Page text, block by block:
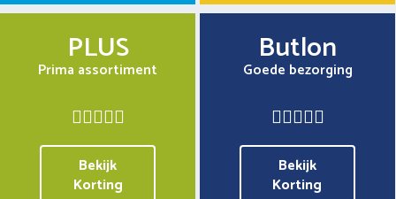
PLUS
Prima assortiment
Bekijk
Korting
Butlon
Goede bezorging
Bekijk
Korting